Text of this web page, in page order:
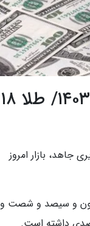
قیمت طلا، سکه و ارز امروز شنبه ۱۲ خرداد ۱۴۰۳/ طلا ۱۸
بازار امروز
طلا ۱۸ عیار، امروز به ۳,۳۶۵,۶۰۰ (سه میلیون و سیصد و شصت و